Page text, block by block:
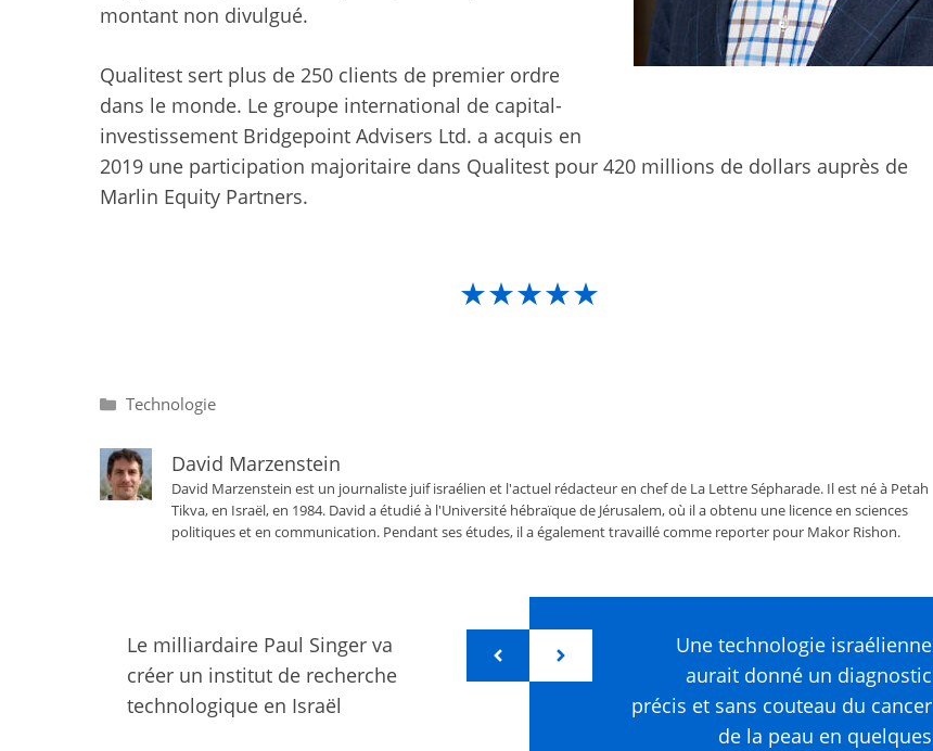
montant non divulgué.
Qualitest sert plus de 250 clients de premier ordre
dans le monde. Le groupe international de capital-
investissement Bridgepoint Advisers Ltd. a acquis en
2019 une participation majoritaire dans Qualitest pour 420 millions de dollars auprès de
Marlin Equity Partners.
★★★★★
Catégories
Technologie
David Marzenstein
David Marzenstein est un journaliste juif israélien et l'actuel rédacteur en chef de La Lettre Sépharade. Il est né à Petah
Tikva, en Israël, en 1984. David a étudié à l'Université hébraïque de Jérusalem, où il a obtenu une licence en sciences
politiques et en communication. Pendant ses études, il a également travaillé comme reporter pour Makor Rishon.
Le milliardaire Paul Singer va
créer un institut de recherche
technologique en Israël
Une technologie israélienne
aurait donné un diagnostic
précis et sans couteau du cancer
de la peau en quelques